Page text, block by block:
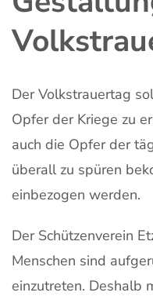
Der Volkstrauertag
Opfer der Kriege zu
auch die Opfer der
überall zu spüren
einbezogen werden.
Der Schützenverein
Menschen sind
einzutreten. Deshalb